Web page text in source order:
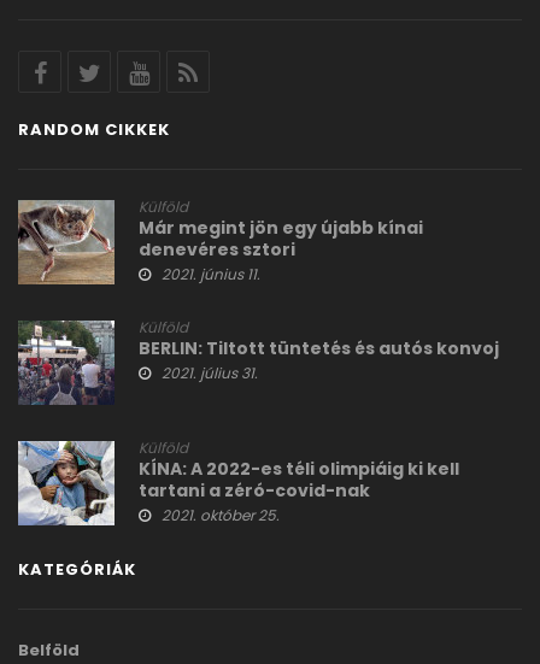
RANDOM CIKKEK
Külföld
Már megint jön egy újabb kínai
denevéres sztori
2021. június 11.
Külföld
BERLIN: Tiltott tüntetés és autós konvoj
2021. július 31.
Külföld
KÍNA: A 2022-es téli olimpiáig ki kell
tartani a zéró-covid-nak
2021. október 25.
KATEGÓRIÁK
Belföld